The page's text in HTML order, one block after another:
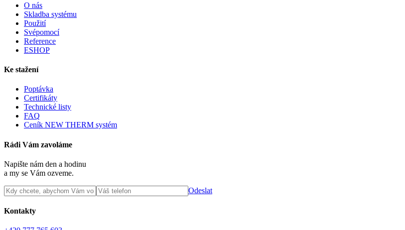
O nás
Skladba systému
Použití
Svépomocí
Reference
ESHOP
Ke stažení
Poptávka
Certifikáty
Technické listy
FAQ
Ceník NEW THERM systém
Rádi Vám zavoláme
Napište nám den a hodinu
a my se Vám ozveme.
Odeslat
Kontakty